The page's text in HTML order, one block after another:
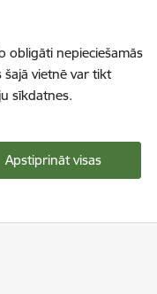
obligāti nepieciešamās
vietnē var tikt
sīkdatnes.
Apstiprināt visas